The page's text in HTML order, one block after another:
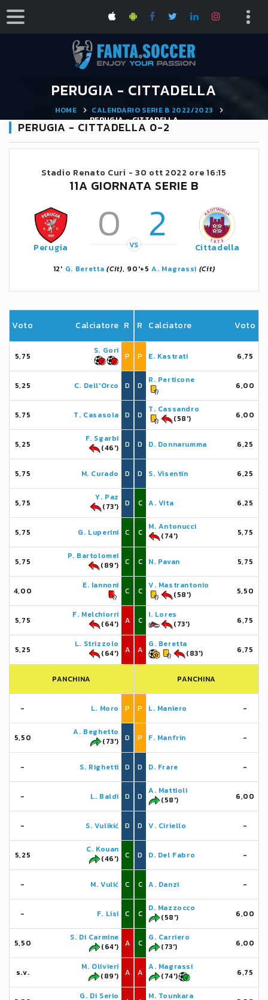
PERUGIA - CITTADELLA
HOME
CALENDARIO SERIE B 2022/2023
PERUGIA - CITTADELLA
PERUGIA - CITTADELLA 0-2
Stadio Renato Curi - 30 ott 2022 ore 16:15
11A GIORNATA SERIE B
Perugia 0 2
VS Cittadella
12' G. Beretta (Cit), 90'+5A. Magrassi (Cit)
Voto Calciatore R
5,75
S. Gori
P
5,25 C. Dell'Orco D
5,75 T. Casasola D
5,25
F. Sgarbi
(46')
D
5,75 M. Curado D
5,75
Y. Paz
(73')
D
5,75 G. Luperini C
5,75
P. Bartolomei
(89')
C
4,00
E. Iannoni
C
5,75
F. Melchiorri
(64')
A
5,25
L. Strizzolo
(64')
A
PANCHINA
- L. Moro P
5,50
A. Beghetto
(73')
D
- S. Righetti D
- L. Baldi D
- S. Vulikić D
5,25
C. Kouan
(46')
C
- M. Vulić C
- F. Lisi C
5,50
S. Di Carmine
(64')
A
s.v.
M. Olivieri
(89')
A
G. Di Serio
R Calciatore Voto
P E. Kastrati 6,75
D
R. Perticone
6,00
D
T. Cassandro
(58')
6,00
D D. Donnarumma 6,25
D S. Visentin 6,25
C A. Vita 6,25
C
M. Antonucci
(74')
5,75
C N. Pavan 5,75
C
V. Mastrantonio
(58')
5,50
C
I. Lores
(73')
6,75
A
G. Beretta
(83')
6,75
PANCHINA
P L. Maniero -
P F. Manfrin -
D D. Frare -
D
A. Mattioli
(58')
6,00
D V. Ciriello -
D D. Del Fabro -
C A. Danzi -
C
D. Mazzocco
(58')
6,00
C
G. Carriero
(73')
6,00
A
A. Magrassi
(74')
6,75
M. Tounkara